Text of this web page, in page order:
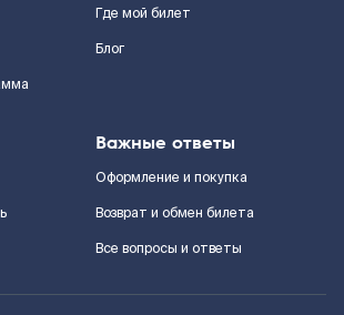
Где мой билет
Блог
Важные ответы
Оформление и покупка
Возврат и обмен билета
Все вопросы и ответы